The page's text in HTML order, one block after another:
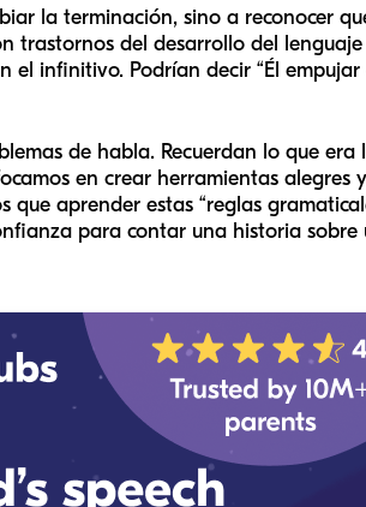
la terminación, sino a reconocer
trastornos del desarrollo del
infinitivo. Podrían decir “Él empujar
de habla. Recuerdan lo que
en crear herramientas alegres
aprender estas “reglas
para contar una historia